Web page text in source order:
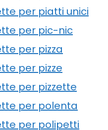
per piatti unici
per pic-nic
per pizza
per pizze
per pizzette
per polenta
per polipetti